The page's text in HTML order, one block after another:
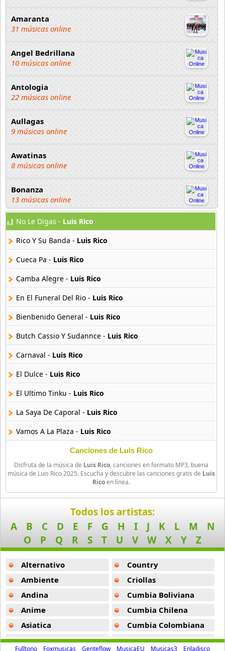
Amaranta
31 músicas online
Angel Bedrillana
10 músicas online
Antologia
22 músicas online
Aullagas
9 músicas online
Awatinas
8 músicas online
Bonanza
13 músicas online
Chayac
4 músicas online
Chopas
18 músicas online
12 músicas online
Damaris
11 músicas online
Danielito
5 músicas online
Dennis Fabricio
7 músicas online
Diosdado Gaitan
30 músicas online
Duo Ayacucho
18 músicas online
Duo Latidos
20 músicas online
Duo Nuevo Amanecer
11 músicas online
Duo Pachas
9 músicas online
Duo Retama
12 músicas online
31 músicas online
No Le Digas - Luis Rico
Rico Y Su Banda - Luis Rico
Cueca Pa - Luis Rico
Camba Alegre - Luis Rico
En El Funeral Del Rio - Luis Rico
Bienbenido General - Luis Rico
Butch Cassio Y Sudannce - Luis Rico
Carnaval - Luis Rico
El Dulce - Luis Rico
El Ultimo Tinku - Luis Rico
La Saya De Caporal - Luis Rico
Vamos A La Plaza - Luis Rico
Canciones de Luis Rico
Disfruta de la música de Luis Rico, canciones en formato MP3, buena
música de Luis Rico 2025. Escucha y descubre las canciones gratis de Luis
Ricoen línea.
Todos los artistas:
A
B C D E F G H I J K L M
N
O
P Q R S T U V W X Y Z
Alternativo
Ambiente
Andina
Anime
Asiatica
Atevip
Country
Criollas
Cumbia Boliviana
Cumbia Chilena
Cumbia Colombiana
Cumbia Ecuatoriana
Fulltono Foxmusicas Genteflow MusicaEU Musicas3 Enladisco